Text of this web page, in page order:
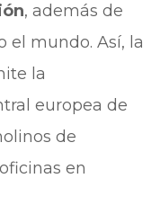
, además de
el mundo. Así, la
la
europea de
de
en